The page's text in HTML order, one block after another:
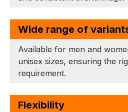
Wide range of
Available for men and
unisex sizes, ensuring the
requirement.
Flexibility